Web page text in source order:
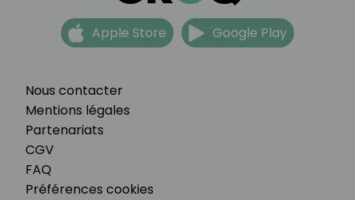
Nous contacter
Mentions légales
Partenariats
CGV
FAQ
Préférences cookies
Apple Store Google Play